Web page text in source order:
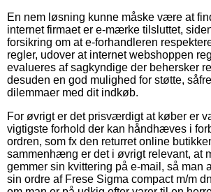
En nem løsning kunne måske være at
internet firmaet er e-mærke tilsluttet,
forsikring om at e-forhandleren
regler, udover at internet webshoppen
evalueres af sagkyndige der behersker
desuden en god mulighed for støtte,
dilemmaer med dit indkøb.
For øvrigt er det prisværdigt at køber er
vigtigste forhold der kan håndhæves i
ordren, som fx den returret online
sammenhæng er det i øvrigt relevant, at
gemmer sin kvittering på e-mail, så man
sin ordre af Frese Sigma compact m/m